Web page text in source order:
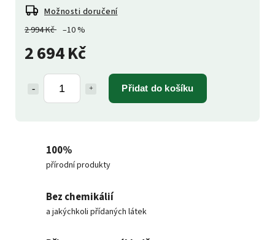
2 994 Kč –10 %
2 694 Kč
Přidat do košíku
Možnosti doručení
100%
přírodní produkty
Bez chemikálií
a jakýchkoli přídaných látek